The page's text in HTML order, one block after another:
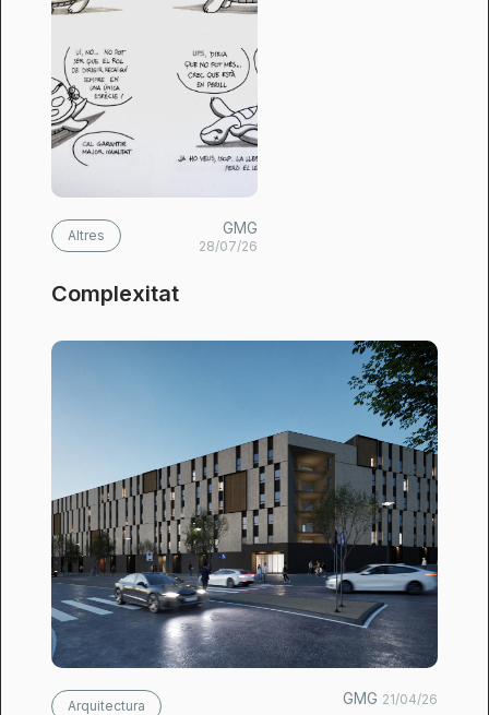
Altres GMG
28/07/26
Complexitat
Arquitectura GMG 21/04/26